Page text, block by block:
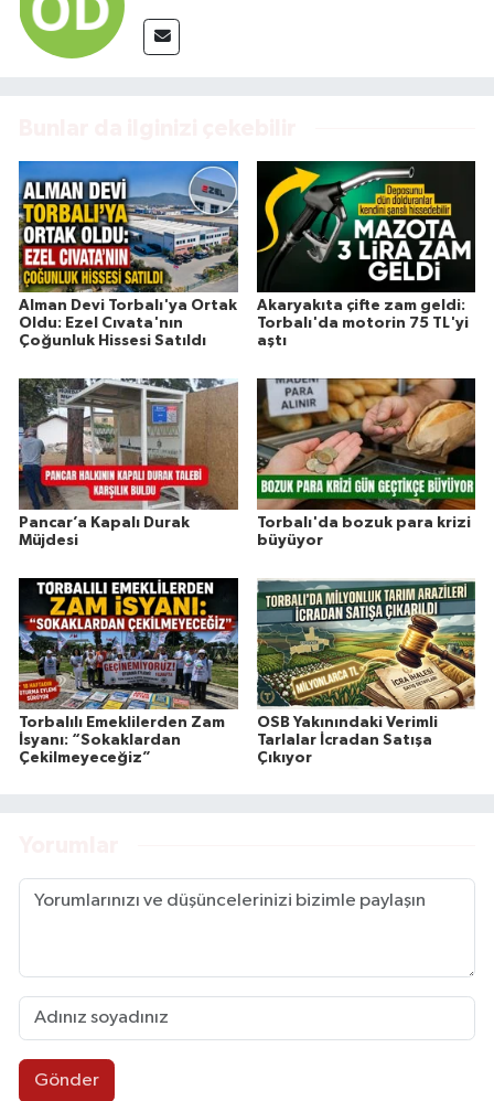
Alman Devi Torbalı'ya Ortak
Oldu: Ezel Cıvata'nın
Çoğunluk Hissesi Satıldı
Akaryakıta çifte zam geldi:
Torbalı'da motorin 75 TL'yi
aştı
Pancar’a Kapalı Durak
Müjdesi
Torbalı'da bozuk para krizi
büyüyor
Torbalılı Emeklilerden Zam
İsyanı: “Sokaklardan
Çekilmeyeceğiz”
OSB Yakınındaki Verimli
Tarlalar İcradan Satışa
Çıkıyor
Gönder